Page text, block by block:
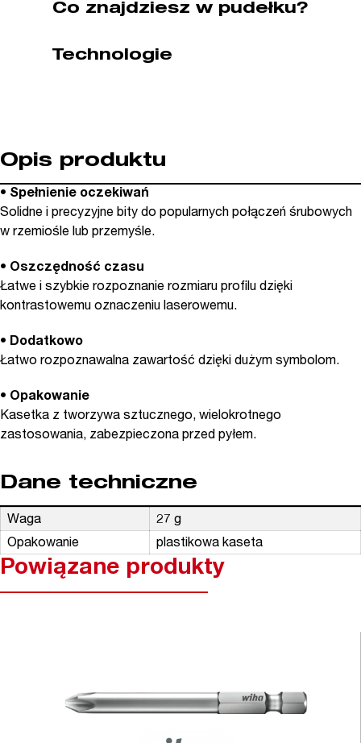
WIHA
kat.
Co znajdziesz w pudełku?
Technologie
Opis produktu
• Spełnienie oczekiwań
Solidne i precyzyjne bity do popularnych połączeń śrubowych
w rzemiośle lub przemyśle.
• Oszczędność czasu
Łatwe i szybkie rozpoznanie rozmiaru profilu dzięki
kontrastowemu oznaczeniu laserowemu.
• Dodatkowo
Łatwo rozpoznawalna zawartość dzięki dużym symbolom.
• Opakowanie
Kasetka z tworzywa sztucznego, wielokrotnego
zastosowania, zabezpieczona przed pyłem.
Dane techniczne
Waga
27 g
Opakowanie
plastikowa kaseta
Powiązane produkty